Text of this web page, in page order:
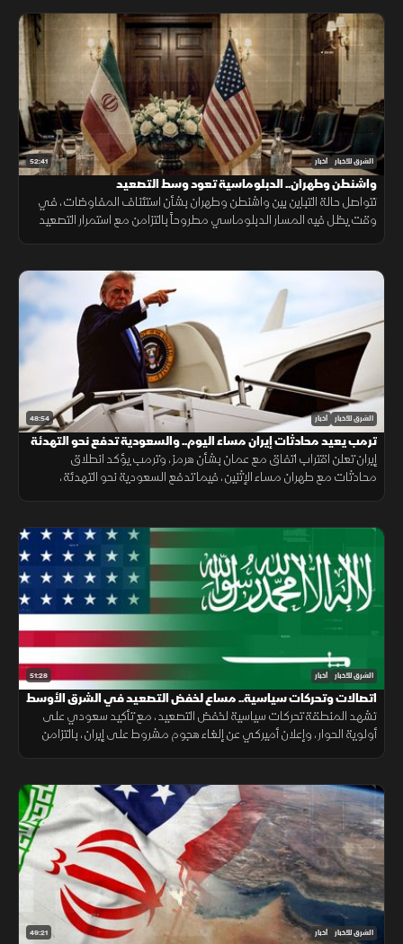
52:41 الشرق للأخبار أخبار
واشنطن وطهران.. الدبلوماسية تعود وسط التصعيد
تتواصل حالة التباين بين واشنطن وطهران بشأن استئناف المفاوضات، في
وقت يظل فيه المسار الدبلوماسي مطروحاً بالتزامن مع استمرار التصعيد
48:54 الشرق للأخبار أخبار
ترمب يعيد محادثات إيران مساء اليوم.. والسعودية تدفع نحو التهدئة
إيران تعلن اقتراب اتفاق مع عمان بشأن هرمز، وترمب يؤكد انطلاق
محادثات مع طهران مساء الإثنين، فيما تدفع السعودية نحو التهدئة،
51:28 الشرق للأخبار أخبار
اتصالات وتحركات سياسية.. مساع لخفض التصعيد في الشرق الأوسط
تشهد المنطقة تحركات سياسية لخفض التصعيد، مع تأكيد سعودي على
أولوية الحوار، وإعلان أميركي عن إلغاء هجوم مشروط على إيران، بالتزامن
49:21 الشرق للأخبار أخبار